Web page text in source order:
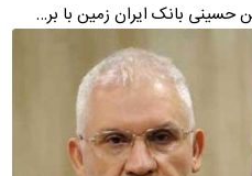
حسینی بانک ایران زمین با بر…